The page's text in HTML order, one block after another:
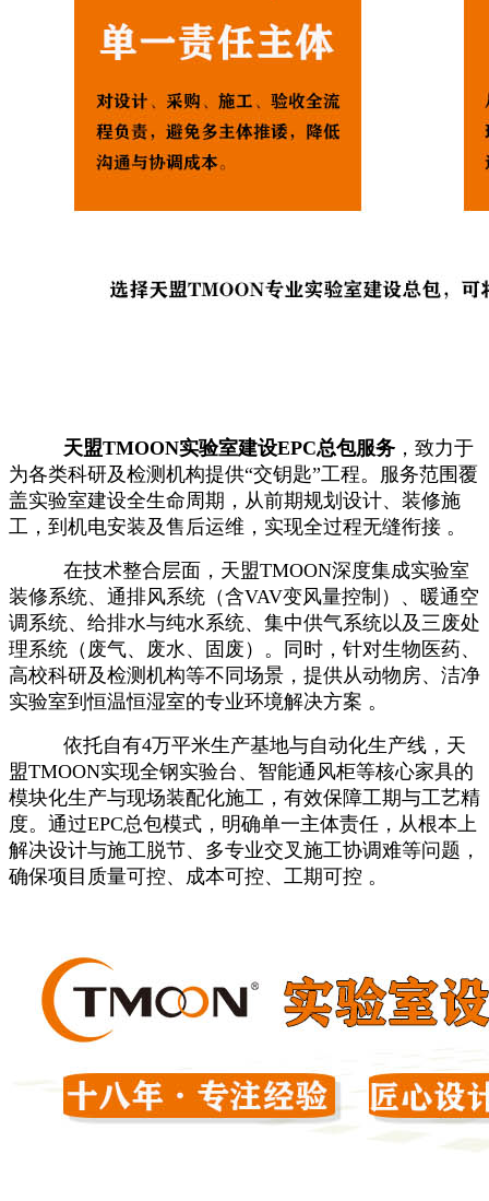
天盟TMOON实验室建设EPC总包服务 ，致力于
为各类科研及检测机构提供“交钥匙”工程。服务范围覆
盖实验室建设全生命周期，从前期规划设计、装修施
工，到机电安装及售后运维，实现全过程无缝衔接 。
在技术整合层面，天盟TMOON深度集成实验室
装修系统、通排风系统（含VAV变风量控制）、暖通空
调系统、给排水与纯水系统、集中供气系统以及三废处
理系统（废气、废水、固废）。同时，针对生物医药、
高校科研及检测机构等不同场景，提供从动物房、洁净
实验室到恒温恒湿室的专业环境解决方案 。
依托自有4万平米生产基地与自动化生产线，天
盟TMOON实现全钢实验台、智能通风柜等核心家具的
模块化生产与现场装配化施工，有效保障工期与工艺精
度。通过EPC总包模式，明确单一主体责任，从根本上
解决设计与施工脱节、多专业交叉施工协调难等问题，
确保项目质量可控、成本可控、工期可控 。